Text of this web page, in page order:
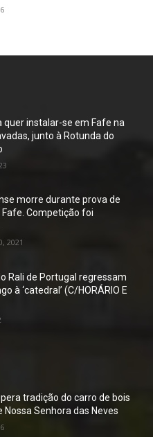
quer instalar-se em Fafe na
junto à Rotunda do
morre durante prova de
Fafe. Competição foi
2021
Rali de Portugal regressam
à ‘catedral’ (C/HORÁRIO E
tradição do carro de bois
Nossa Senhora das Neves